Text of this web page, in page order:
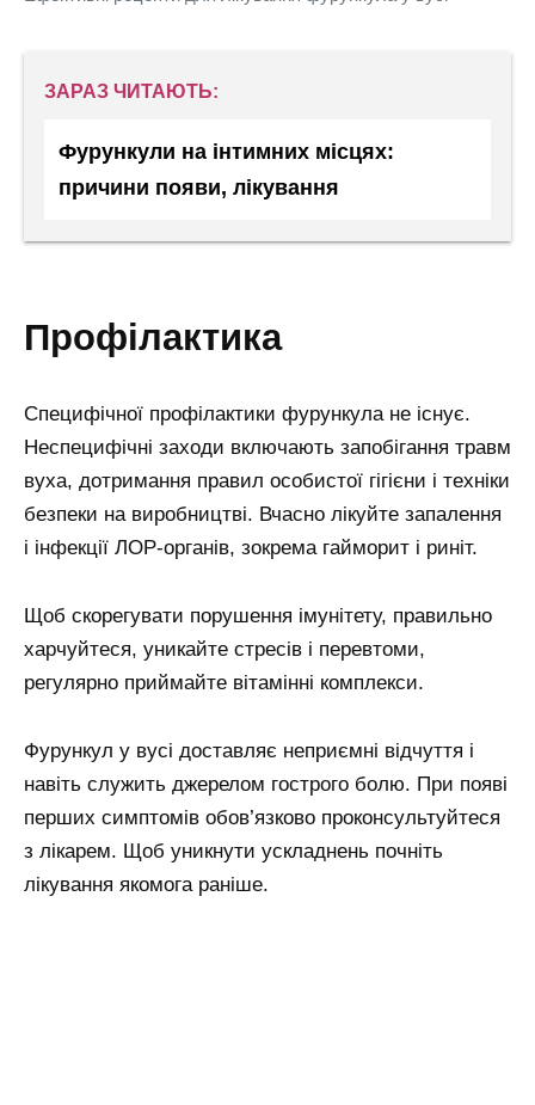
ЗАРАЗ ЧИТАЮТЬ:
Фурункули на інтимних місцях:
причини появи, лікування
профілактика
Специфічної профілактики фурункула не існує.
Неспецифічні заходи включають запобігання травм
вуха, дотримання правил особистої гігієни і техніки
безпеки на виробництві. Вчасно лікуйте запалення
і інфекції ЛОР-органів, зокрема гайморит і риніт.
Щоб скорегувати порушення імунітету, правильно
харчуйтеся, уникайте стресів і перевтоми,
регулярно приймайте вітамінні комплекси.
Фурункул у вусі доставляє неприємні відчуття і
навіть служить джерелом гострого болю. При появі
перших симптомів обов’язково проконсультуйтеся
з лікарем. Щоб уникнути ускладнень почніть
лікування якомога раніше.